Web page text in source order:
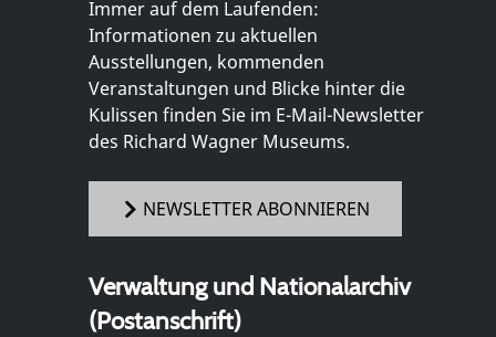
Immer auf dem Laufenden:
Informationen zu aktuellen
Ausstellungen, kommenden
Veranstaltungen und Blicke hinter die
Kulissen finden Sie im E-Mail-Newsletter
des Richard Wagner Museums.
NEWSLETTER ABONNIEREN
Verwaltung und Nationalarchiv
(Postanschrift)